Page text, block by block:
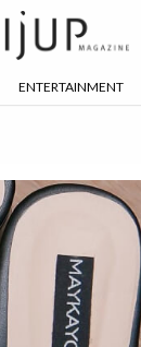
ENTERTAINMENT